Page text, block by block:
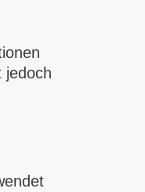
jedoch